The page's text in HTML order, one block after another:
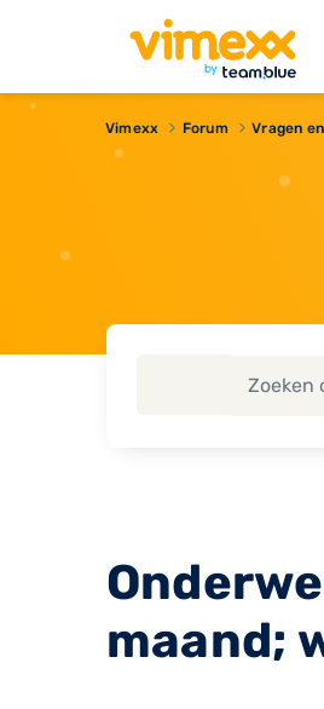
Vimexx Forum Vragen
maand;